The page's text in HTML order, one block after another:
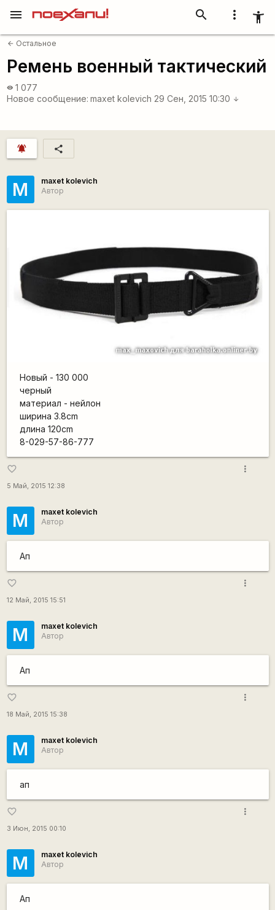
more_vert accessibility_new
search
menu
arrow_back Остальное
Ремень военный тактический
visibility 1 077
Новое сообщение: maxet kolevich 29 Сен, 2015 10:30 arrow_downward
notifications_active share
M
maxet kolevich
Автор
Новый - 130 000
черный
материал - нейлон
ширина 3.8cm
длина 120cm
8-029-57-86-777
favorite_border
5 Май, 2015 12:38
more_vert
M
maxet kolevich
Автор
Ап
favorite_border
12 Май, 2015 15:51
more_vert
M
maxet kolevich
Автор
Ап
favorite_border
18 Май, 2015 15:38
more_vert
M
maxet kolevich
Автор
ап
favorite_border
3 Июн, 2015 00:10
more_vert
M
maxet kolevich
Автор
Ап